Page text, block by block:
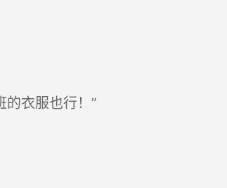
衣服也行！”